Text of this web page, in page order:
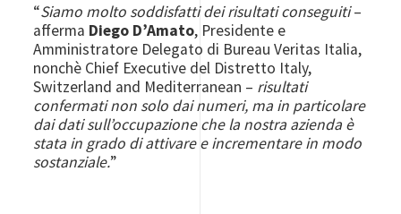
“Siamo molto soddisfatti dei risultati conseguiti–
afferma Diego D’Amato, Presidente e
Amministratore Delegato di Bureau Veritas Italia,
nonchè Chief Executive del Distretto Italy,
Switzerland and Mediterranean – risultati
confermati non solo dai numeri, ma in particolare
dai dati sull’occupazione che la nostra azienda è
stata in grado di attivare e incrementare in modo
sostanziale.”